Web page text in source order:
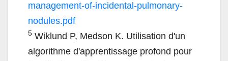
management-of-incidental-pulmonary-
nodules.pdf
5 Wiklund P, Medson K. Utilisation d'un
algorithme d'apprentissage profond pour